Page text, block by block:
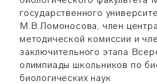
государственного
М.В.Ломоносова, член
методической комиссии и
заключительного этапа
олимпиады школьников по
биологических наук